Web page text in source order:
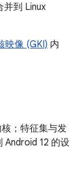
并到 Linux
映像 (GKI) 内
；特征集与发
Android 12 的设